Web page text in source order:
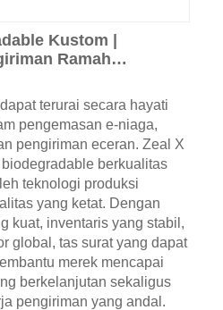
Kustom |
Ramah
terurai secara hayati
pengemasan e-niaga,
pengiriman eceran. Zeal X
berkualitas
teknologi produksi
yang ketat. Dengan
kuat, inventaris yang stabil,
global, tas surat yang dapat
merek mencapai
berkelanjutan sekaligus
pengiriman yang andal.